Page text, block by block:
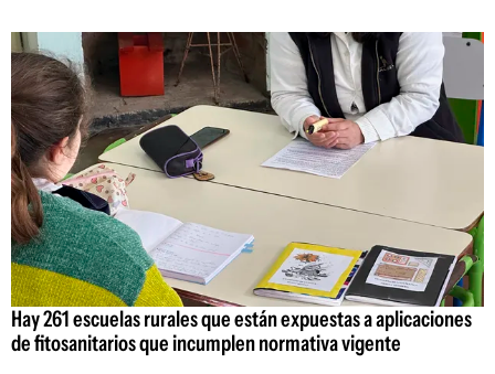
Hay 261 escuelas rurales que están expuestas a aplicaciones
de fitosanitarios que incumplen normativa vigente